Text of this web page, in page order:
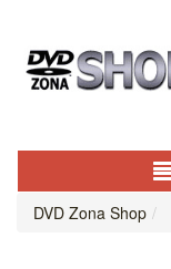
DVD Zona Shop